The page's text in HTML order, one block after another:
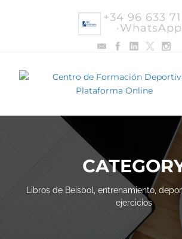
+34 96 633
Libros de Beisbol, entrenamiento,
ejercicios